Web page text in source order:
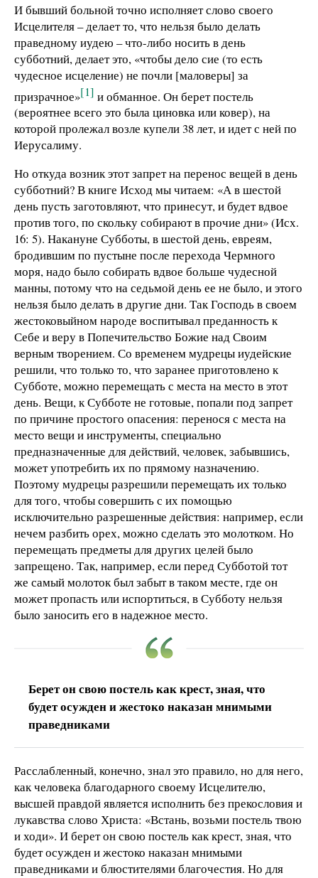
И бывший больной точно исполняет слово своего
Исцелителя – делает то, что нельзя было делать
праведному иудею – что-либо носить в день
субботний, делает это, «чтобы дело сие (то есть
чудесное исцеление) не почли [маловеры] за
призрачное»[1] и обманное. Он берет постель
(вероятнее всего это была циновка или ковер), на
которой пролежал возле купели 38 лет, и идет с ней по
Иерусалиму.
Но откуда возник этот запрет на перенос вещей в день
субботний? В книге Исход мы читаем: «А в шестой
день пусть заготовляют, что принесут, и будет вдвое
против того, по скольку собирают в прочие дни» (Исх.
16: 5). Накануне Субботы, в шестой день, евреям,
бродившим по пустыне после перехода Чермного
моря, надо было собирать вдвое больше чудесной
манны, потому что на седьмой день ее не было, и этого
нельзя было делать в другие дни. Так Господь в своем
жестоковыйном народе воспитывал преданность к
Себе и веру в Попечительство Божие над Своим
верным творением. Со временем мудрецы иудейские
решили, что только то, что заранее приготовлено к
Субботе, можно перемещать с места на место в этот
день. Вещи, к Субботе не готовые, попали под запрет
по причине простого опасения: перенося с места на
место вещи и инструменты, специально
предназначенные для действий, человек, забывшись,
может употребить их по прямому назначению.
Поэтому мудрецы разрешили перемещать их только
для того, чтобы совершить с их помощью
исключительно разрешенные действия: например, если
нечем разбить орех, можно сделать это молотком. Но
перемещать предметы для других целей было
запрещено. Так, например, если перед Субботой тот
же самый молоток был забыт в таком месте, где он
может пропасть или испортиться, в Субботу нельзя
было заносить его в надежное место.
Берет он свою постель как крест, зная, что
будет осужден и жестоко наказан мнимыми
праведниками
Расслабленный, конечно, знал это правило, но для него,
как человека благодарного своему Исцелителю,
высшей правдой является исполнить без прекословия и
лукавства слово Христа: «Встань, возьми постель твою
и ходи». И берет он свою постель как крест, зная, что
будет осужден и жестоко наказан мнимыми
праведниками и блюстителями благочестия. Но для